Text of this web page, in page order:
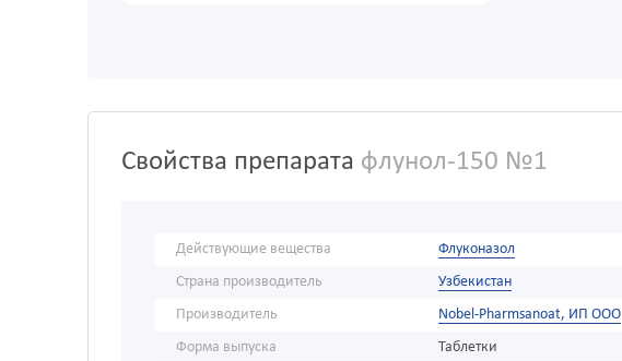
Свойства препарата флунол-150 №1
Действующие вещества
Флуконазол
Страна производитель
Узбекистан
Производитель
Nobel-Pharmsanoat, ИП ООО
Форма выпуска
Таблетки